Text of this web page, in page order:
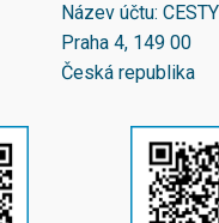
Název účtu:
Praha 4, 149 00
Česká republika